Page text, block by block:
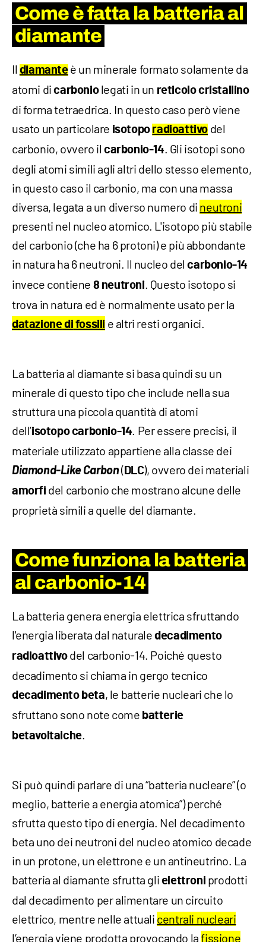
Come è fatta la batteria al
diamante
Il diamanteè un minerale formato solamente da
atomi dicarboniolegati in un reticolo cristallino
di forma tetraedrica. In questo caso però viene
usato un particolare isotopo radioattivo del
carbonio, ovvero ilcarbonio-14. Gli isotopi sono
degli atomi simili agli altri dello stesso elemento,
in questo caso il carbonio, ma con una massa
diversa, legata a un diverso numero di neutroni
presenti nel nucleo atomico. L'isotopo più stabile
del carbonio (che ha 6 protoni) e più abbondante
in natura ha 6 neutroni. Il nucleo delcarbonio-14
invece contiene 8 neutroni. Questo isotopo si
trova in natura ed è normalmente usato per la
datazionedi fossili e altri resti organici.
La batteria al diamante si basa quindi su un
minerale di questo tipo che include nella sua
struttura una piccola quantità di atomi
dell’isotopo carbonio-14. Per essere precisi, il
materiale utilizzato appartiene alla classe dei
Diamond-Like Carbon( DLC), ovvero dei materiali
amorfi del carbonio che mostrano alcune delle
proprietà simili a quelle del diamante.
Come funziona la batteria
al carbonio-14
La batteria genera energia elettrica sfruttando
l'energia liberata dal naturaledecadimento
radioattivodel carbonio-14. Poiché questo
decadimento si chiama in gergo tecnico
decadimento beta, le batterie nucleari che lo
sfruttano sono note come batterie
betavoltaiche.
Si può quindi parlare di una “batteria nucleare” (o
meglio, batterie a energia atomica”) perché
sfrutta questo tipo di energia. Nel decadimento
beta uno dei neutroni del nucleo atomico decade
in un protone, un elettrone e un antineutrino. La
batteria al diamante sfrutta gli elettroni prodotti
dal decadimento per alimentare un circuito
elettrico, mentre nelle attuali centrali nucleari
l’energia viene prodotta provocando lafissione